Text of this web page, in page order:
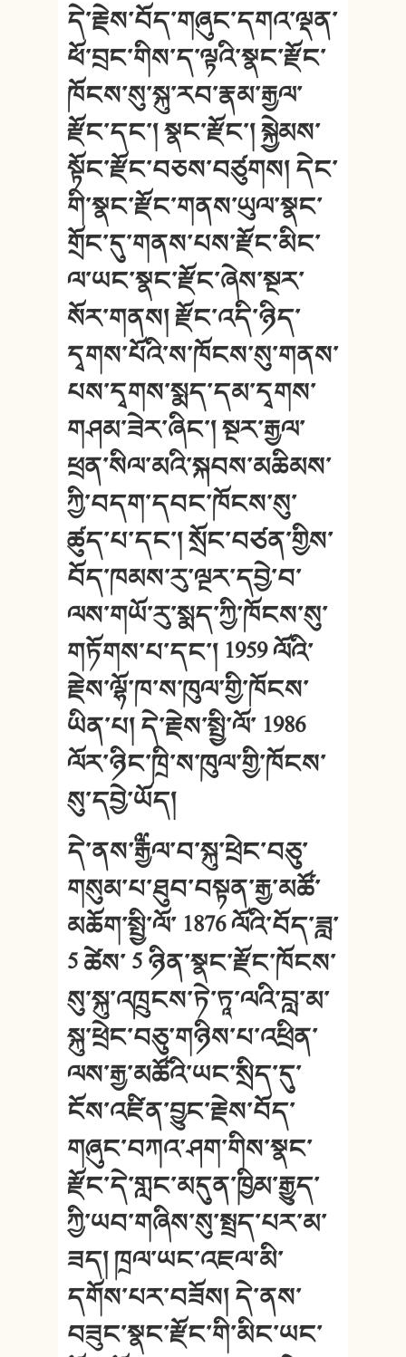
དེ་རྗེས་བོད་གཞུང་དགའ་ལྡན་
ཕོ་བྲང་གིས་ད་ལྟའི་སྣང་རྫོང་
ཁོངས་སུ་སྐུ་རབ་རྣམ་རྒྱལ་
རྫོང་དང་། སྣང་རྫོང་། སྐྱེམས་
སྟོང་རྫོང་བཅས་བཙུགས། དེང་
གི་སྣང་རྫོང་གནས་ཡུལ་སྣང་
གྲོང་དུ་གནས་པས་རྫོང་མིང་
ལ་ཡང་སྣང་རྫོང་ཞེས་སྔར་
སོར་གནས། རྫོང་འདི་ཉིད་
དྭགས་པོའི་ས་ཁོངས་སུ་གནས་
པས་དྭགས་སྨད་དམ་དྭགས་
གཤམ་ཟེར་ཞིང་། སྔར་རྒྱལ་
ཕྲན་སིལ་མའི་སྐབས་མཆིམས་
ཀྱི་བདག་དབང་ཁོངས་སུ་
ཚུད་པ་དང་། སྲོང་བཙན་གྱིས་
བོད་ཁམས་རུ་ལྔར་དབྱེ་བ་
ལས་གཡོ་རུ་སྨད་ཀྱི་ཁོངས་སུ་
གཏོགས་པ་དང་། 1959 ལོའི་
རྗེས་ལྷོ་ཁ་ས་ཁུལ་གྱི་ཁོངས་
ཡིན་པ། དེ་རྗེས་སྤྱི་ལོ་ 1986
ལོར་ཉིང་ཁྲི་ས་ཁུལ་གྱི་ཁོངས་
སུ་དབྱེ་ཡོད།
དེ་ནས་༸རྒྱལ་བ་སྐུ་ཕྲེང་བཅུ་
གསུམ་པ་ཐུབ་བསྟན་རྒྱ་མཚོ་
མཆོག་སྤྱི་ལོ་ 1876 ལོའི་བོད་ཟླ་
5 ཚེས་ 5 ཉིན་སྣང་རྫོང་ཁོངས་
སུ་སྐུ་འཁྲུངས་ཏེ་ཏཱ་ལའི་བླ་མ་
སྐུ་ཕྲེང་བཅུ་གཉིས་པ་འཕྲིན་
ལས་རྒྱ་མཚོའི་ཡང་སྲིད་དུ་
ངོས་འཛིན་བྱུང་རྗེས་བོད་
གཞུང་བཀའ་ཤག་གིས་སྣང་
རྫོང་དེ་གླང་མདུན་ཁྱིམ་རྒྱུད་
ཀྱི་ཡབ་གཞིས་སུ་སྤྲད་པར་མ་
ཟད། ཁྲལ་ཡང་འཇལ་མི་
དགོས་པར་བཟོས། དེ་ནས་
བཟུང་སྣང་རྫོང་གི་མིང་ཡང་